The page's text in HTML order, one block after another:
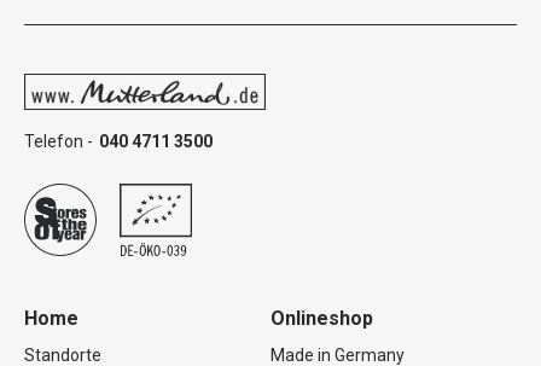
Telefon - 040 4711 3500
Home
Standorte
Onlineshop
Made in Germany